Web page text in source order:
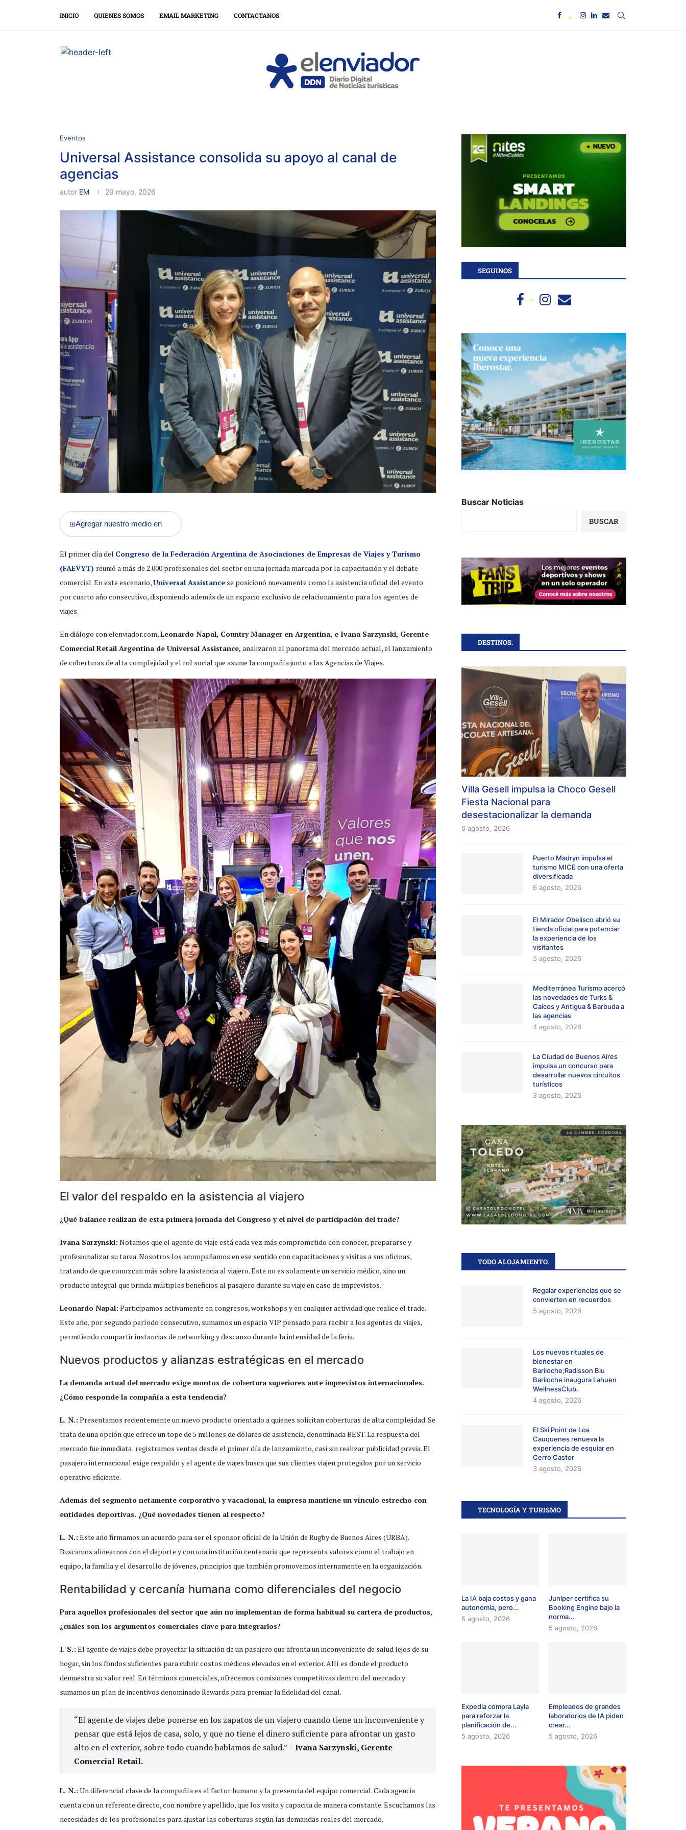
INICIO QUIENES SOMOS EMAIL MARKETING CONTACTANOS
Eventos
Universal Assistance consolida su apoyo al canal de
agencias
autor EM 29 mayo, 2026
⊞Agregar nuestro medio en
El primer día del Congreso de la Federación Argentina de Asociaciones de Empresas de Viajes y Turismo
(FAEVYT) reunió a más de 2.000 profesionales del sector en una jornada marcada por la capacitación y el debate
comercial. En este escenario,Universal Assistance se posicionó nuevamente como la asistencia oficial del evento
por cuarto año consecutivo, disponiendo además de un espacio exclusivo de relacionamiento para los agentes de
viajes.
En diálogo con elenviador.com,Leonardo Napal, Country Manager en Argentina, e Ivana Sarzynski, Gerente
Comercial Retail Argentina de Universal Assistance, analizaron el panorama del mercado actual, el lanzamiento
de coberturas de alta complejidad y el rol social que asume la compañía junto a las Agencias de Viajes.
El valor del respaldo en la asistencia al viajero
¿Qué balance realizan de esta primera jornada del Congreso y el nivel de participación del trade?
Ivana Sarzynski: Notamos que el agente de viaje está cada vez más comprometido con conocer, prepararse y
profesionalizar su tarea. Nosotros los acompañamos en ese sentido con capacitaciones y visitas a sus oficinas,
tratando de que conozcan más sobre la asistencia al viajero. Este no es solamente un servicio médico, sino un
producto integral que brinda múltiples beneficios al pasajero durante su viaje en caso de imprevistos.
Leonardo Napal: Participamos activamente en congresos, workshops y en cualquier actividad que realice el trade.
Este año, por segundo período consecutivo, sumamos un espacio VIP pensado para recibir a los agentes de viajes,
permitiendo compartir instancias de networking y descanso durante la intensidad de la feria.
Nuevos productos y alianzas estratégicas en el mercado
La demanda actual del mercado exige montos de cobertura superiores ante imprevistos internacionales.
¿Cómo responde la compañía a esta tendencia?
L. N.: Presentamos recientemente un nuevo producto orientado a quienes solicitan coberturas de alta complejidad. Se
trata de una opción que ofrece un tope de 5 millones de dólares de asistencia, denominada BEST. La respuesta del
mercado fue inmediata: registramos ventas desde el primer día de lanzamiento, casi sin realizar publicidad previa. El
pasajero internacional exige respaldo y el agente de viajes busca que sus clientes viajen protegidos por un servicio
operativo eficiente.
Además del segmento netamente corporativo y vacacional, la empresa mantiene un vínculo estrecho con
entidades deportivas. ¿Qué novedades tienen al respecto?
L. N.: Este año firmamos un acuerdo para ser el sponsor oficial de la Unión de Rugby de Buenos Aires (URBA).
Buscamos alinearnos con el deporte y con una institución centenaria que representa valores como el trabajo en
equipo, la familia y el desarrollo de jóvenes, principios que también promovemos internamente en la organización.
Rentabilidad y cercanía humana como diferenciales del negocio
Para aquellos profesionales del sector que aún no implementan de forma habitual su cartera de productos,
¿cuáles son los argumentos comerciales clave para integrarlos?
I. S.: El agente de viajes debe proyectar la situación de un pasajero que afronta un inconveniente de salud lejos de su
hogar, sin los fondos suficientes para cubrir costos médicos elevados en el exterior. Allí es donde el producto
demuestra su valor real. En términos comerciales, ofrecemos comisiones competitivas dentro del mercado y
sumamos un plan de incentivos denominado Rewards para premiar la fidelidad del canal.
“El agente de viajes debe ponerse en los zapatos de un viajero cuando tiene un inconveniente y
pensar que está lejos de casa, solo, y que no tiene el dinero suficiente para afrontar un gasto
alto en el exterior, sobre todo cuando hablamos de salud.” –Ivana Sarzynski, Gerente
Comercial Retail.
L. N.: Un diferencial clave de la compañía es el factor humano y la presencia del equipo comercial. Cada agencia
cuenta con un referente directo, con nombre y apellido, que los visita y capacita de manera constante. Escuchamos las
necesidades de los profesionales para ajustar las coberturas según las demandas reales del mercado.
SEGUINOS
Buscar Noticias
BUSCAR
DESTINOS.
Villa Gesell impulsa la Choco Gesell
Fiesta Nacional para
desestacionalizar la demanda
6 agosto, 2026
Puerto Madryn impulsa el
turismo MICE con una oferta
diversificada
6 agosto, 2026
El Mirador Obelisco abrió su
tienda oficial para potenciar
la experiencia de los
visitantes
5 agosto, 2026
Mediterránea Turismo acercó
las novedades de Turks &
Caicos y Antigua & Barbuda a
las agencias
4 agosto, 2026
La Ciudad de Buenos Aires
impulsa un concurso para
desarrollar nuevos circuitos
turísticos
3 agosto, 2026
TODO ALOJAMIENTO.
Regalar experiencias que se
convierten en recuerdos
5 agosto, 2026
Los nuevos rituales de
bienestar en
Bariloche;Radisson Blu
Bariloche inaugura Lahuen
WellnessClub.
4 agosto, 2026
El Ski Point de Los
Cauquenes renueva la
experiencia de esquiar en
Cerro Castor
3 agosto, 2026
TECNOLOGÍA Y TURISMO
La IA baja costos y gana
autonomía, pero...
5 agosto, 2026
Juniper certifica su
Booking Engine bajo la
norma...
5 agosto, 2026
Expedia compra Layla
para reforzar la
planificación de...
5 agosto, 2026
Empleados de grandes
laboratorios de IA piden
crear...
5 agosto, 2026